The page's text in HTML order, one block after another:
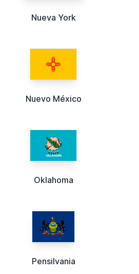
Nueva York
Nuevo México
Oklahoma
Pensilvania